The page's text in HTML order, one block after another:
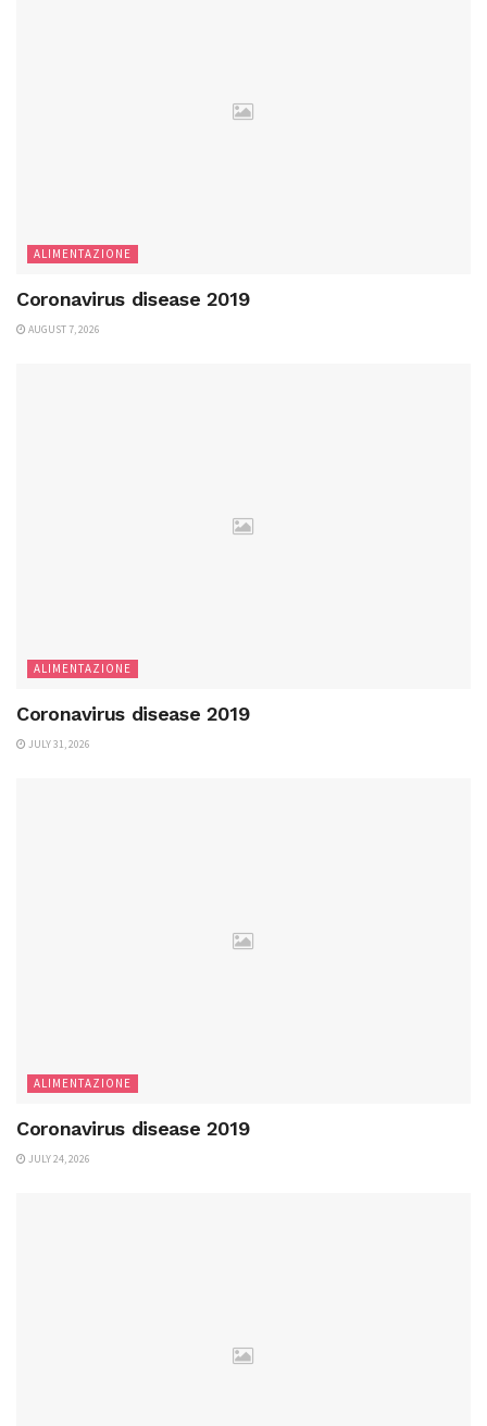
ALIMENTAZIONE
Coronavirus disease 2019
AUGUST 7, 2026
ALIMENTAZIONE
Coronavirus disease 2019
JULY 31, 2026
ALIMENTAZIONE
Coronavirus disease 2019
JULY 24, 2026